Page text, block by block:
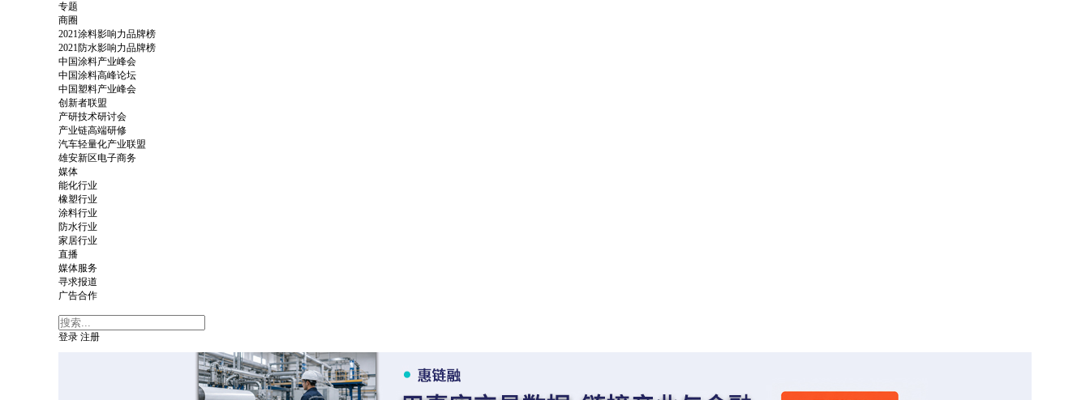
专题
商圈
2021涂料影响力品牌榜
2021防水影响力品牌榜
中国涂料产业峰会
中国涂料高峰论坛
中国塑料产业峰会
创新者联盟
产研技术研讨会
产业链高端研修
汽车轻量化产业联盟
雄安新区电子商务
媒体
能化行业
橡塑行业
涂料行业
防水行业
家居行业
直播
媒体服务
寻求报道
广告合作
登录 注册